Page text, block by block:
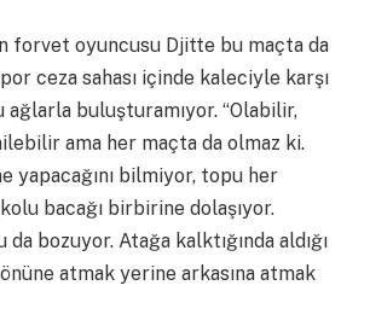
forvet oyuncusu Djitte bu maçta da
ceza sahası içinde kaleciyle karşı
ağlarla buluşturamıyor. “Olabilir,
ama her maçta da olmaz ki.
yapacağını bilmiyor, topu her
bacağı birbirine dolaşıyor.
da bozuyor. Atağa kalktığında aldığı
atmak yerine arkasına atmak